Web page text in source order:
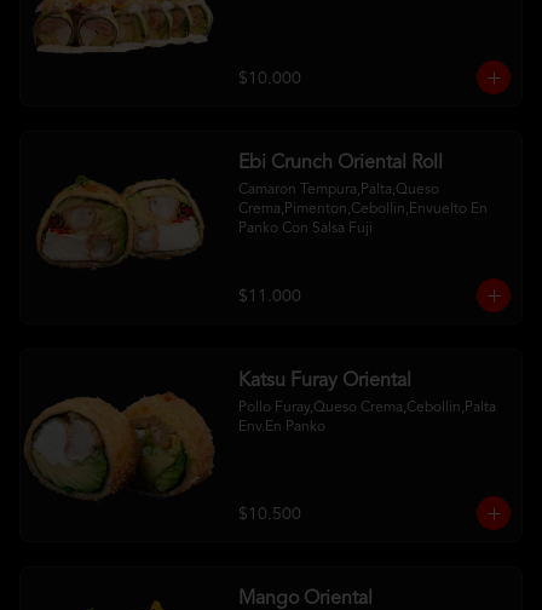
$10.000
Ebi Crunch Oriental Roll
Camaron Tempura,Palta,Queso
Crema,Pimenton,Cebollin,Envuelto En
Panko Con Salsa Fuji
$11.000
Katsu Furay Oriental
Pollo Furay,Queso Crema,Cebollin,Palta
Env.En Panko
$10.500
Mango Oriental